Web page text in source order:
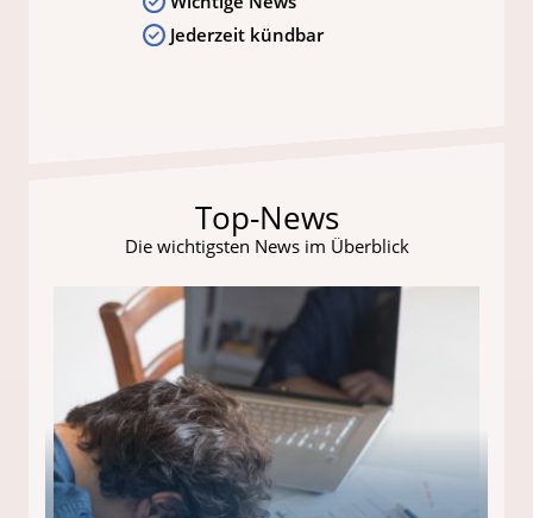
Jederzeit kündbar
Top-News
Die wichtigsten News im Überblick